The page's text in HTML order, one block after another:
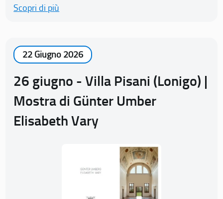
Scopri di più
22 Giugno 2026
26 giugno - Villa Pisani (Lonigo) |
Mostra di Günter Umber
Elisabeth Vary